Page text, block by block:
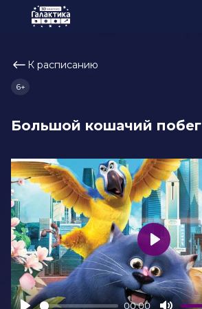
К расписанию
Большой кошачий побег
6+
00:00
Play